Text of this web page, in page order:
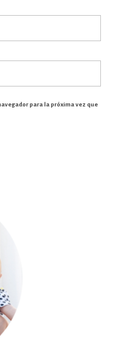
para la próxima vez que